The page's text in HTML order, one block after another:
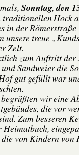
Sonntag, den
Hock
in der
unsere treue
Zelt.
zum Auftritt der
Sandweier die
gut gefüllt war
wir eine
die vor
Zum besseren
von Kindern von